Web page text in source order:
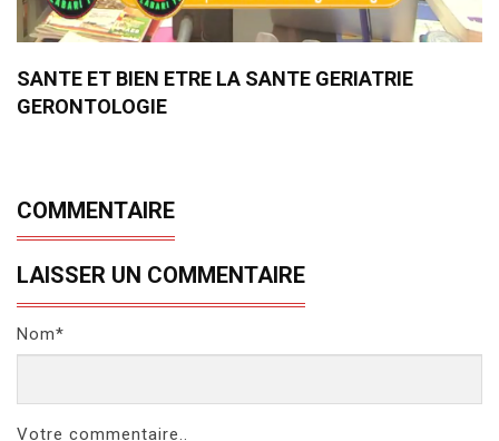
SANTE ET BIEN ETRE LA SANTE GERIATRIE
GERONTOLOGIE
COMMENTAIRE
LAISSER UN COMMENTAIRE
Nom*
Votre commentaire..